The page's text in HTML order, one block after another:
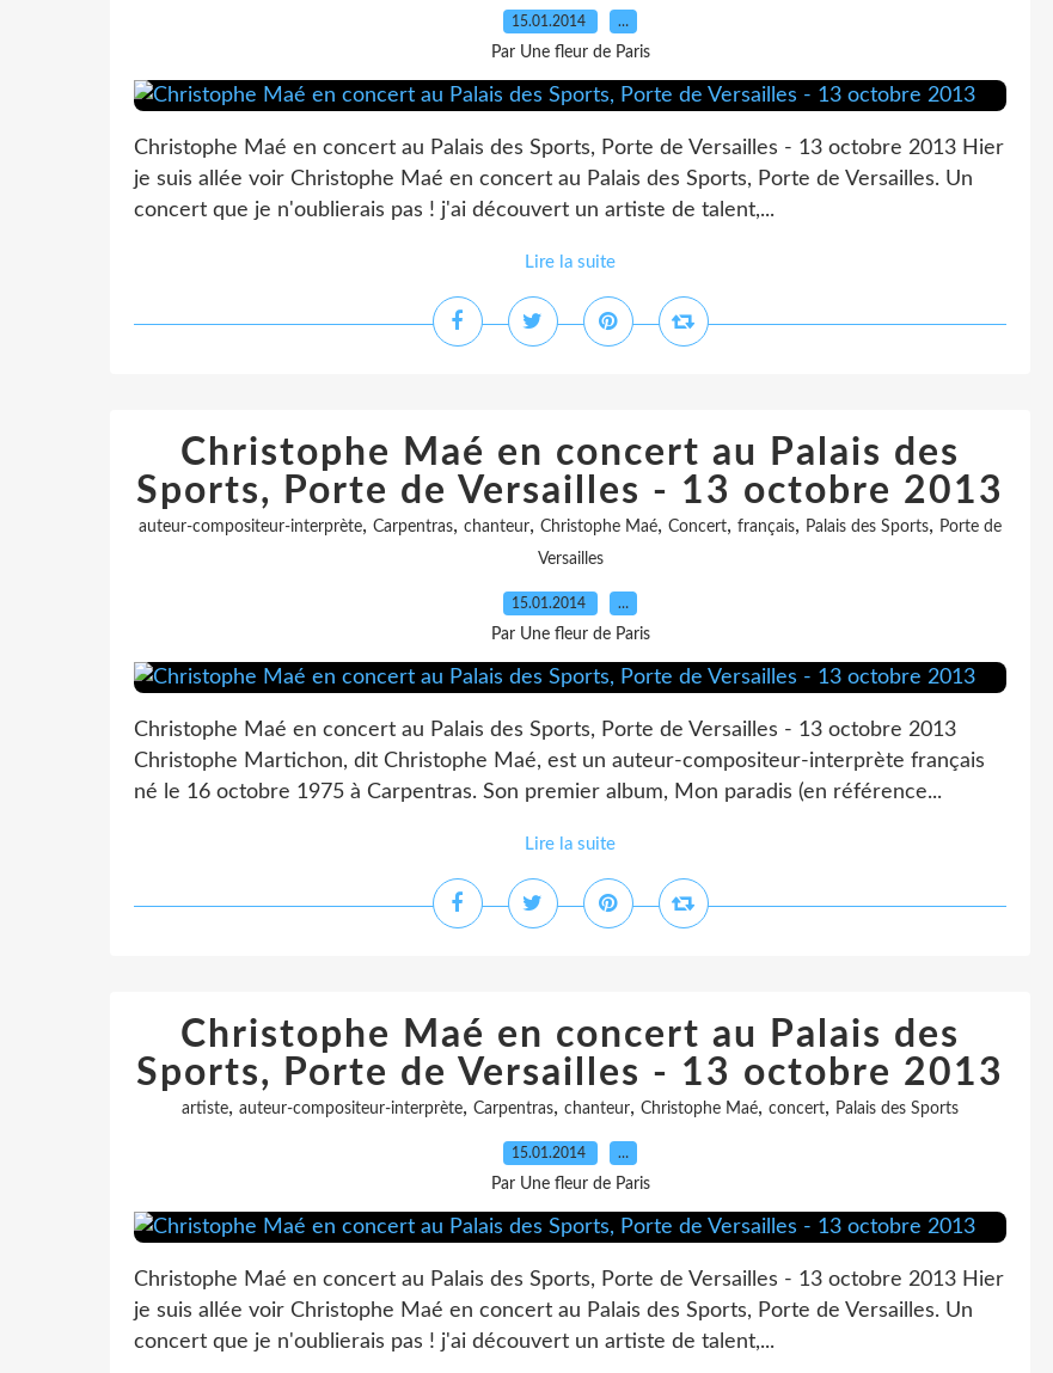
15.01.2014 …
Par Une fleur de Paris
Christophe Maé en concert au Palais des Sports, Porte de Versailles - 13 octobre 2013 Hier
je suis allée voir Christophe Maé en concert au Palais des Sports, Porte de Versailles. Un
concert que je n'oublierais pas ! j'ai découvert un artiste de talent,...
Lire la suite
Christophe Maé en concert au Palais des
Sports, Porte de Versailles - 13 octobre 2013
auteur-compositeur-interprète, Carpentras, chanteur, Christophe Maé, Concert, français, Palais des Sports, Porte de
Versailles
15.01.2014 …
Par Une fleur de Paris
Christophe Maé en concert au Palais des Sports, Porte de Versailles - 13 octobre 2013
Christophe Martichon, dit Christophe Maé, est un auteur-compositeur-interprète français
né le 16 octobre 1975 à Carpentras. Son premier album, Mon paradis (en référence...
Lire la suite
Christophe Maé en concert au Palais des
Sports, Porte de Versailles - 13 octobre 2013
artiste, auteur-compositeur-interprète, Carpentras, chanteur, Christophe Maé, concert, Palais des Sports
15.01.2014 …
Par Une fleur de Paris
Christophe Maé en concert au Palais des Sports, Porte de Versailles - 13 octobre 2013 Hier
je suis allée voir Christophe Maé en concert au Palais des Sports, Porte de Versailles. Un
concert que je n'oublierais pas ! j'ai découvert un artiste de talent,...